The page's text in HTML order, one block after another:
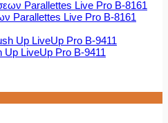
Parallettes Live Pro Β-8161
Up LiveUp Pro Β-9411